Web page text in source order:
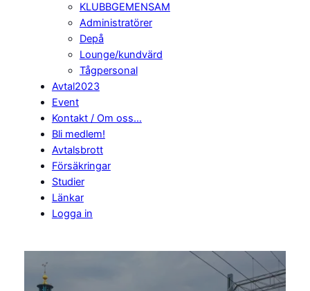
KLUBBGEMENSAM
Administratörer
Depå
Lounge/kundvärd
Tågpersonal
Avtal2023
Event
Kontakt / Om oss…
Bli medlem!
Avtalsbrott
Försäkringar
Studier
Länkar
Logga in